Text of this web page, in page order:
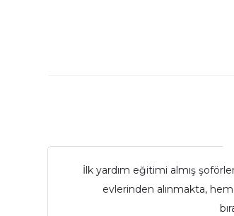
İlk yardım eğitimi almış
evlerinden alınmakta,